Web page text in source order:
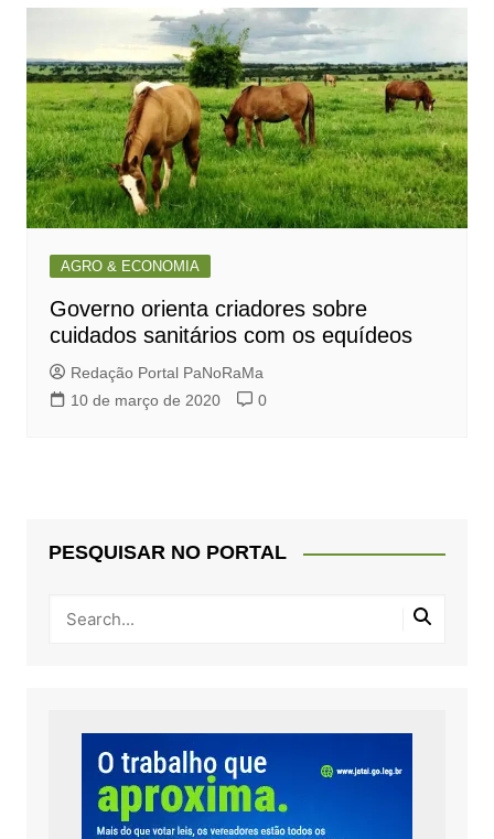
AGRO & ECONOMIA
Governo orienta criadores sobre
cuidados sanitários com os equídeos
Redação Portal PaNoRaMa
10 de março de 2020
0
PESQUISAR NO PORTAL